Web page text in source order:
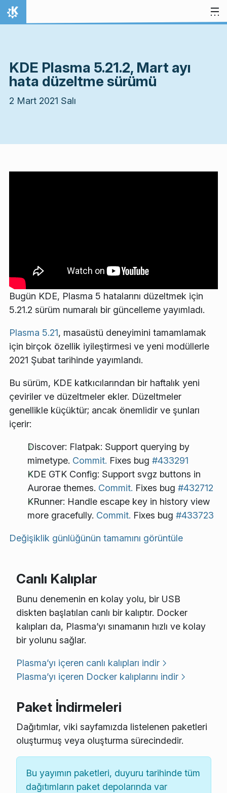
İçeriğe atla
Ana Sayfa
KDE Plasma 5.21.2, Mart ayı
hata düzeltme sürümü
2 Mart 2021 Salı
Bugün KDE, Plasma 5 hatalarını düzeltmek için
5.21.2 sürüm numaralı bir güncelleme yayımladı.
Plasma 5.21, masaüstü deneyimini tamamlamak
için birçok özellik iyileştirmesi ve yeni modüllerle
2021 Şubat tarihinde yayımlandı.
Bu sürüm, KDE katkıcılarından bir haftalık yeni
çeviriler ve düzeltmeler ekler. Düzeltmeler
genellikle küçüktür; ancak önemlidir ve şunları
içerir:
Discover: Flatpak: Support querying by
mimetype. Commit. Fixes bug #433291
KDE GTK Config: Support svgz buttons in
Aurorae themes. Commit. Fixes bug #432712
KRunner: Handle escape key in history view
more gracefully. Commit. Fixes bug #433723
Değişiklik günlüğünün tamamını görüntüle
Canlı Kalıplar
Bunu denemenin en kolay yolu, bir USB
diskten başlatılan canlı bir kalıptır. Docker
kalıpları da, Plasma’yı sınamanın hızlı ve kolay
bir yolunu sağlar.
Plasma’yı içeren canlı kalıpları indir
Plasma’yı içeren Docker kalıplarını indir
Paket İndirmeleri
Dağıtımlar, viki sayfamızda listelenen paketleri
oluşturmuş veya oluşturma sürecindedir.
Bu yayımın paketleri, duyuru tarihinde tüm
dağıtımların paket depolarında var